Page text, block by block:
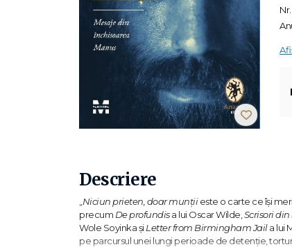
Descriere
Niciun prieten, doar munțiieste o carte ce își
precum De profundisa lui Oscar Wilde, Scrisori
Wole Soyinka șiLetter from Birmingham Jaila lui
pe parcursul unei lungi perioade de detenție,